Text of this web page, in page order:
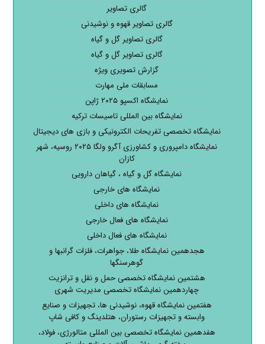
گالری تصاویر
گالری تصاویر قهوه و نوشیدنی
گالری تصاویر گل و گیاه
گالری تصاویر گل و گیاه
گزارش تصویری ویژه
مسابقات ملی مهارت
نمایشگاه اکسپو ۲۰۲۵ ژاپن
نمایشگاه بین المللی تاسیسات ترکیه
نمایشگاه تخصصی تفریحات الکترونیکی و بازی های دیجیتال
نمایشگاه دامپروری و کشاورزی آگرو ولگا ۲۰۲۵ روسیه، شهر
کازان
نمایشگاه گل و گیاه ، گیاهان دارویی
نمایشگاه های خارجی
نمایشگاه های داخلی
نمایشگاه های فعال خارجی
نمایشگاه های فعال داخلی
هجدهمین نمایشگاه طلا، جواهرات، فلزات گرانبها و
گوهرسنگها
هشتمین نمایشگاه تخصصی حمل و نقل و ترانزیت
چهاردهمین نمایشگاه تخصصی مدیریت شهری
هفتمین نمایشگاه قهوه، نوشیدنی ها، تجهیزات و صنایع
وابسته و تجهیزات رستوران، هتلدینگ و کافی شاپ
هفدهمین نمایشگاه تخصصی بین المللی متالورژی، فولاد،